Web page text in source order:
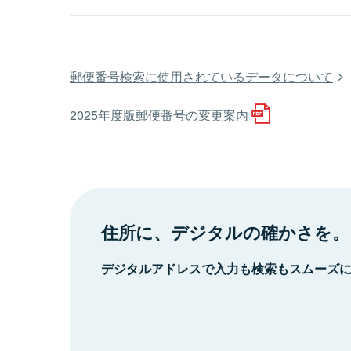
郵便番号検索に使用されているデータについて
2025年度版郵便番号の変更案内
住所に、デジタルの確かさを。
デジタルアドレスで入力も検索もスムーズ